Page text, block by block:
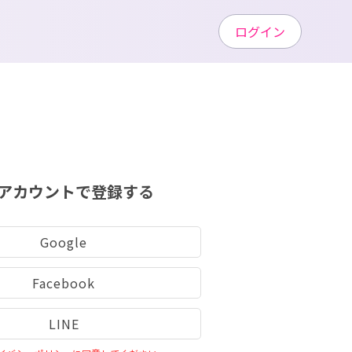
カウントで登録する
Google
Facebook
LINE
ログイン